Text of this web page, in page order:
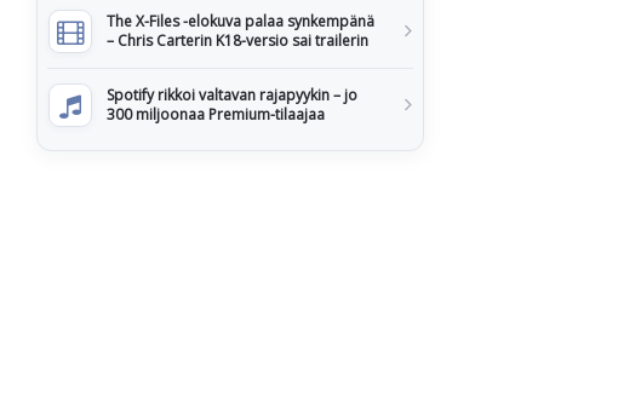
The X-Files -elokuva palaa synkempänä
– Chris Carterin K18-versio sai trailerin
Spotify rikkoi valtavan rajapyykin – jo
300 miljoonaa Premium-tilaajaa